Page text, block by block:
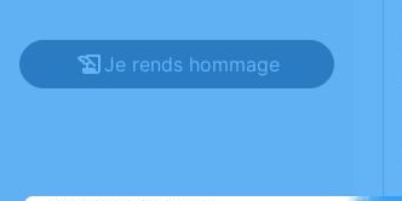
Je rends hommage